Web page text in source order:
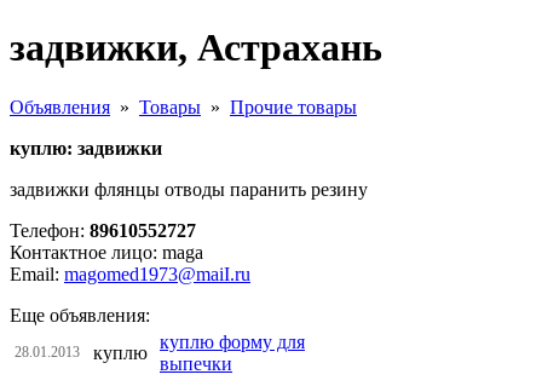
задвижки, Астрахань
Объявления » Товары » Прочие товары
куплю: задвижки
задвижки флянцы отводы паранить резину
Телефон: 89610552727
Контактное лицо: maga
Email: magomed1973@maiI.ru
Еще объявления:
28.01.2013 куплю
куплю форму для
выпечки